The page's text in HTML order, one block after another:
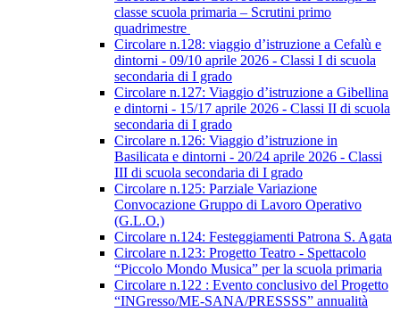
classe scuola primaria – Scrutini primo
quadrimestre
Circolare n.128: viaggio d’istruzione a Cefalù e
dintorni - 09/10 aprile 2026 - Classi I di scuola
secondaria di I grado
Circolare n.127: Viaggio d’istruzione a Gibellina
e dintorni - 15/17 aprile 2026 - Classi II di scuola
secondaria di I grado
Circolare n.126: Viaggio d’istruzione in
Basilicata e dintorni - 20/24 aprile 2026 - Classi
III di scuola secondaria di I grado
Circolare n.125: Parziale Variazione
Convocazione Gruppo di Lavoro Operativo
(G.L.O.)
Circolare n.124: Festeggiamenti Patrona S. Agata
Circolare n.123: Progetto Teatro - Spettacolo
“Piccolo Mondo Musica” per la scuola primaria
Circolare n.122 : Evento conclusivo del Progetto
“INGresso/ME-SANA/PRESSSS” annualità